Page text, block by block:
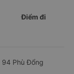
Điểm đi
94 Phù Đổng